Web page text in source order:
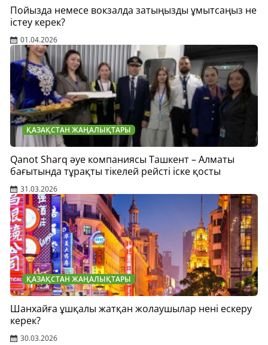
Пойызда немесе вокзалда затыңызды ұмытсаңыз не
істеу керек?
01.04.2026
ҚАЗАҚСТАН ЖАҢАЛЫҚТАРЫ
Qanot Sharq әуе компаниясы Ташкент – Алматы
бағытында тұрақты тікелей рейсті іске қосты
31.03.2026
ҚАЗАҚСТАН ЖАҢАЛЫҚТАРЫ
Шанхайға ұшқалы жатқан жолаушылар нені ескеру
керек?
30.03.2026